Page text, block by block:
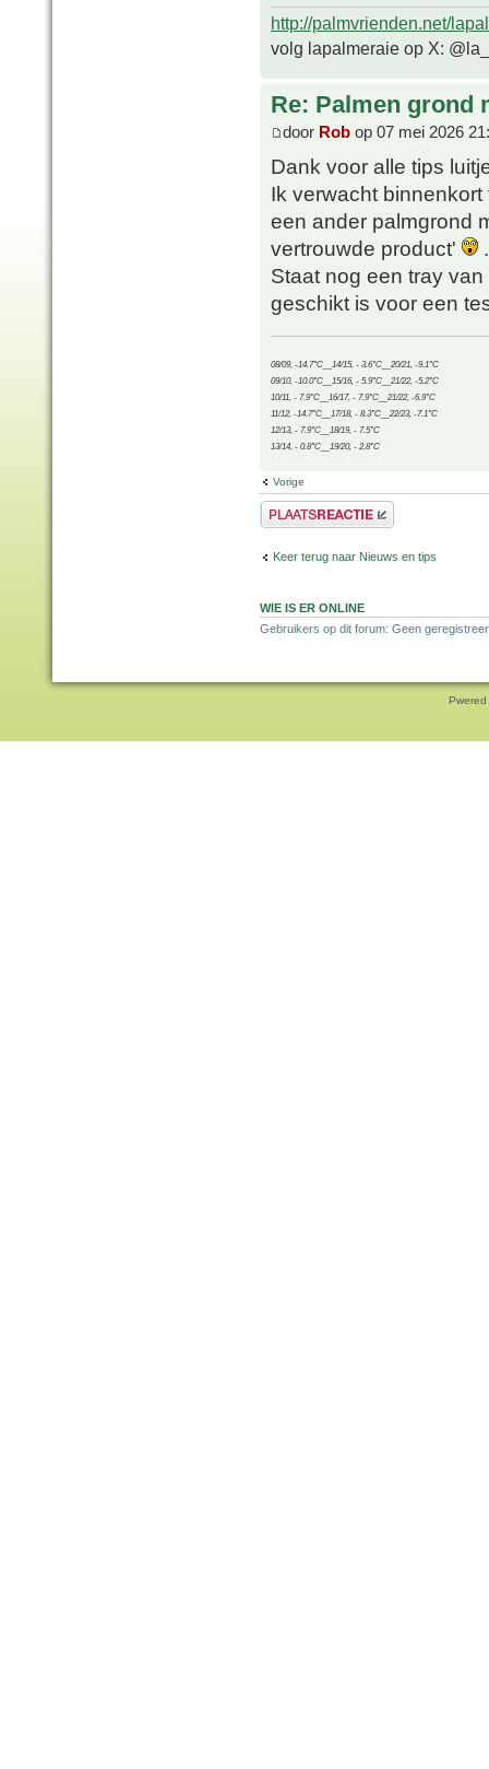
http://palmvrienden.net/
volg lapalmeraie op X:
Re: Palmen grond
door Rob op 07 mei 2026
Dank voor alle tips
Ik verwacht
een ander palmgrond
vertrouwde product'
.
Staat nog een tray
geschikt is voor een
08/09, -14.7°C__14/15, - 3.6°C__20/21, -9.1°C
09/10, -10.0°C__15/16, - 5.9°C__21/22, -5.2°C
10/11, - 7.9°C__16/17, - 7.9°C__21/22, -6.9°C
11/12, -14.7°C__17/18, - 8.3°C__22/23, -7.1°C
12/13, - 7.9°C__18/19, - 7.5°C
13/14, - 0.8°C__19/20, - 2.8°C
Vorige
Plaats een reactie
Keer terug naar Nieuws en tips
WIE IS ER ONLINE
Gebruikers op dit forum: Geen